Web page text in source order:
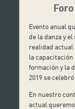
Evento anual
de la danza y
realidad actual
la capacitación
formación y la
2019 se
En nuestro
actual